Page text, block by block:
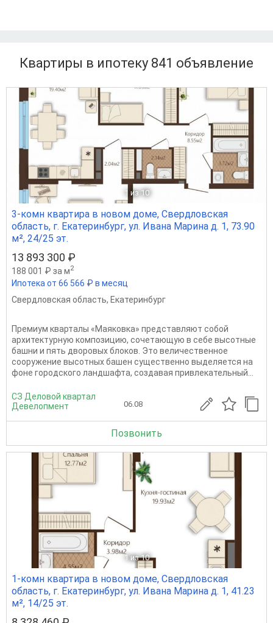
Квартиры в ипотеку 841 объявление
1 из 10
3-комн квартира в новом доме, Свердловская
область, г. Екатеринбург, ул. Ивана Марина д. 1, 73.90
м², 24/25 эт.
13 893 300 ₽
188 001 ₽ за м2
Ипотека от 66 566 ₽ в месяц
Свердловская область, Екатеринбург
Премиум кварталы «Маяковка» представляют собой
архитектурную композицию, сочетающую в себе высотные
башни и пять дворовых блоков. Это величественное
сооружение высотных башен существенно выделяется на
фоне городского ландшафта, создавая привлекательный...
СЗ Деловой квартал
Девелопмент
06.08
Позвонить
1 из 10
1-комн квартира в новом доме, Свердловская
область, г. Екатеринбург, ул. Ивана Марина д. 1, 41.23
м², 14/25 эт.